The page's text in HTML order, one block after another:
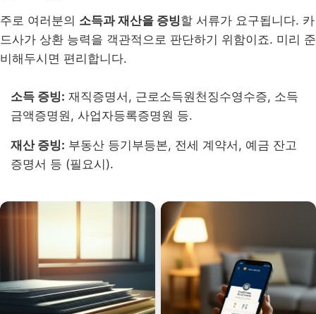
주로 여러분의 소득과 재산을 증빙할 서류가 요구됩니다. 카
드사가 상환 능력을 객관적으로 판단하기 위함이죠. 미리 준
비해두시면 편리합니다.
소득 증빙: 재직증명서, 근로소득원천징수영수증, 소득
금액증명원, 사업자등록증명원 등.
재산 증빙: 부동산 등기부등본, 전세 계약서, 예금 잔고
증명서 등 (필요시).